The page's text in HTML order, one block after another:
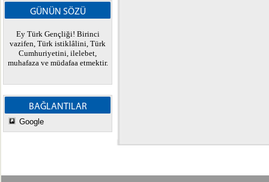
GÜNÜN SÖZÜ
Ey Türk Gençliği! Birinci
vazifen, Türk istiklâlini, Türk
Cumhuriyetini, ilelebet,
muhafaza ve müdafaa etmektir.
BAĞLANTILAR
Google